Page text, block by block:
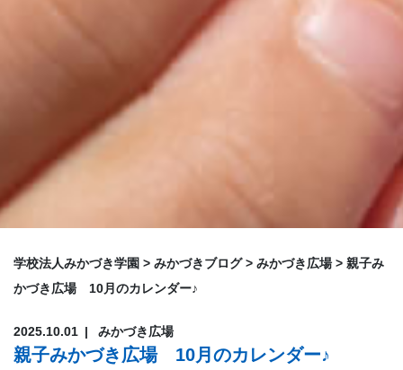
学校法人みかづき学園 > みかづきブログ> みかづき広場> 親子み
かづき広場 10月のカレンダー♪
2025.10.01 みかづき広場
親子みかづき広場 10月のカレンダー♪